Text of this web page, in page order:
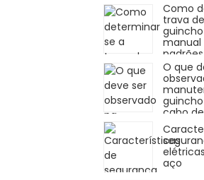
Como
trava
manual
de
O que
cabo
aço